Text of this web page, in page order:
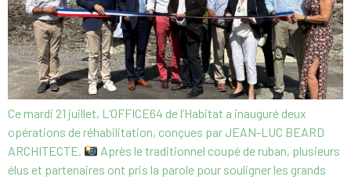
Ce mardi 21 juillet, L’OFFICE64 de l’Habitat a inauguré deux
opérations de réhabilitation, conçues par JEAN-LUC BEARD
ARCHITECTE.
Après le traditionnel coupé de ruban, plusieurs
élus et partenaires ont pris la parole pour souligner les grands